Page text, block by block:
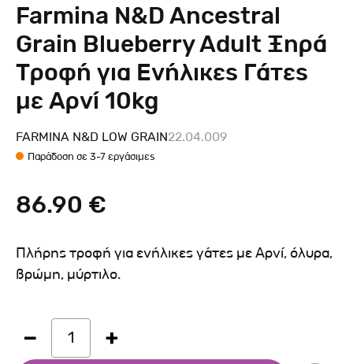
Farmina N&D Ancestral
Grain Blueberry Adult Ξηρά
Τροφή για Ενήλικες Γάτες
με Αρνί 10kg
FARMINA N&D LOW GRAIN22.04.009
Παράδοση σε 3-7 εργάσιμες
86.90 €
Πλήρης τροφή για ενήλικες γάτες με Αρνί, όλυρα,
βρώμη, μύρτιλο.
1